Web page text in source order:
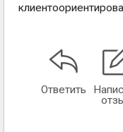
Ответить